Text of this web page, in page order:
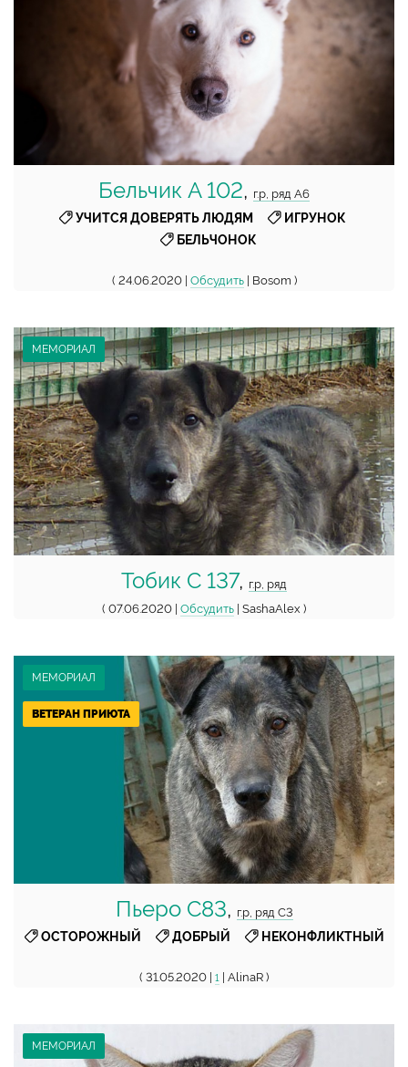
Бельчик A 102, г.р, ряд А6
УЧИТСЯ ДОВЕРЯТЬ ЛЮДЯМ
ИГРУНОК
БЕЛЬЧОНОК
( 24.06.2020 | Обсудить| Bosom )
МЕМОРИАЛ
Тобик С 137, г.р, ряд
( 07.06.2020 | Обсудить | SashaAlex )
МЕМОРИАЛ
Пьеро С83, г.р, ряд С3
ОСТОРОЖНЫЙ
ДОБРЫЙ НЕКОНФЛИКТНЫЙ
( 31.05.2020 | 1 | AlinaR )
ВЕТЕРАН ПРИЮТА
МЕМОРИАЛ